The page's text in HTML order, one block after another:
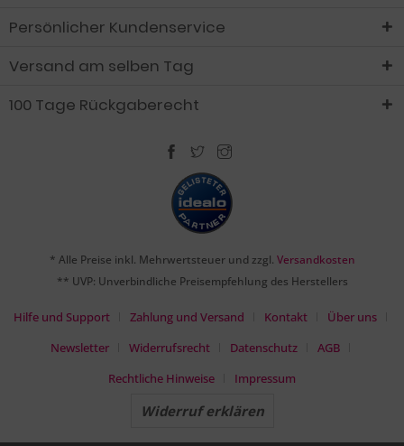
Persönlicher Kundenservice
Versand am selben Tag
100 Tage Rückgaberecht
* Alle Preise inkl. Mehrwertsteuer und zzgl. Versandkosten
** UVP: Unverbindliche Preisempfehlung des Herstellers
Hilfe und Support Zahlung und Versand Kontakt
Über uns
Newsletter
Widerrufsrecht Datenschutz
AGB
Rechtliche Hinweise
Impressum
Widerruf erklären